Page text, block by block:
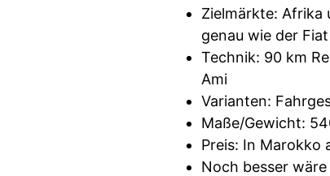
Zielmärkte: Afrika
genau wie der
Technik: 90 km
Ami
Varianten:
Maße/Gewicht:
Preis: In Marokko
Noch besser